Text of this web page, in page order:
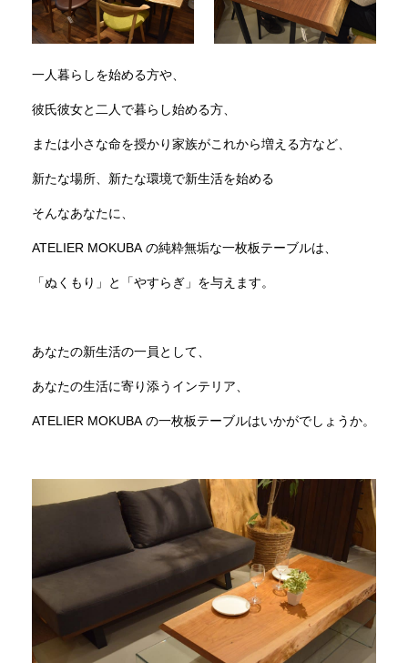
一人暮らしを始める方や、
彼氏彼女と二人で暮らし始める方、
または小さな命を授かり家族がこれから増える方など、
新たな場所、新たな環境で新生活を始める
そんなあなたに、
ATELIER MOKUBA の純粋無垢な一枚板テーブルは、
「ぬくもり」と「やすらぎ」を与えます。
あなたの新生活の一員として、
あなたの生活に寄り添うインテリア、
ATELIER MOKUBA の一枚板テーブルはいかがでしょうか。